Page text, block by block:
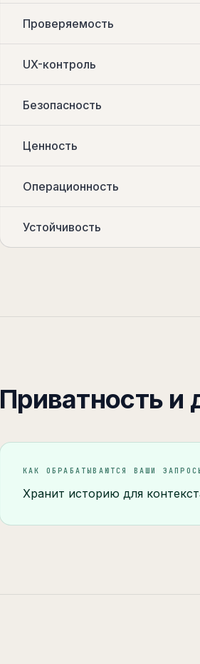
Проверяемость
UX-контроль
Безопасность
Ценность
Операционность
Устойчивость
Приватность и
КАК ОБРАБАТЫВАЮТСЯ ВАШИ
Хранит историю для